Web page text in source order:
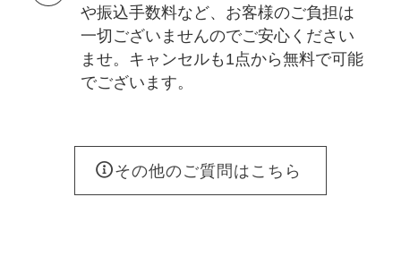
や振込手数料など、お客様のご負担は
一切ございませんのでご安心ください
ませ。キャンセルも1点から無料で可能
でございます。
その他のご質問はこちら